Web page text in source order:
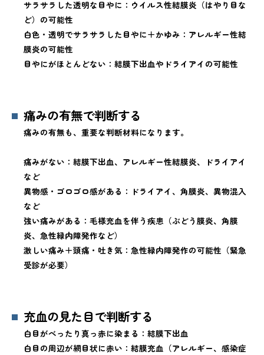
サラサラした透明な目やに：ウイルス性結膜炎（はやり目な
ど）の可能性
白色・透明でサラサラした目やに＋かゆみ：アレルギー性結
膜炎の可能性
目やにがほとんどない：結膜下出血やドライアイの可能性
痛みの有無で判断する
痛みの有無も、重要な判断材料になります。
痛みがない：結膜下出血、アレルギー性結膜炎、ドライアイ
など
異物感・ゴロゴロ感がある：ドライアイ、角膜炎、異物混入
など
強い痛みがある：毛様充血を伴う疾患（ぶどう膜炎、角膜
炎、急性緑内障発作など）
激しい痛み＋頭痛・吐き気：急性緑内障発作の可能性（緊急
受診が必要）
充血の見た目で判断する
白目がべったり真っ赤に染まる：結膜下出血
白目の周辺が網目状に赤い：結膜充血（アレルギー、感染症